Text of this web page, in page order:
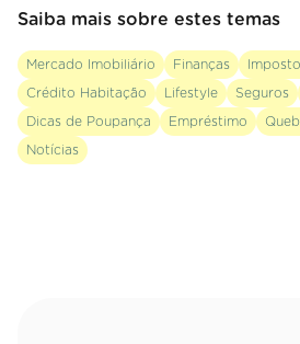
Saiba mais sobre estes temas
Mercado Imobiliário Finanças
Crédito Habitação Lifestyle Seguros
Dicas de Poupança Empréstimo
Notícias